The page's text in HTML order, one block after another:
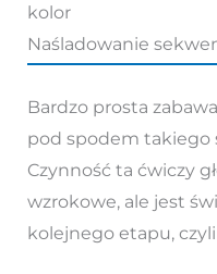
kolor
Naśladowanie
Bardzo prosta
pod spodem takiego
Czynność ta ćwiczy
wzrokowe, ale jest
kolejnego etapu,